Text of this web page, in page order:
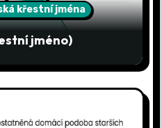
křestní jména
jméno)